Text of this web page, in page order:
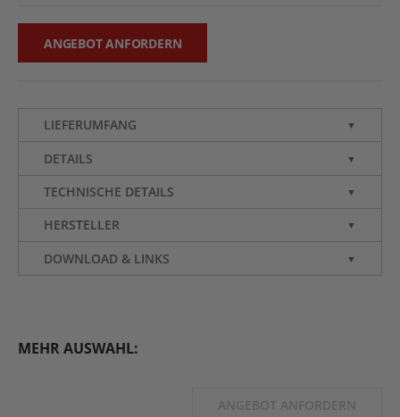
ANGEBOT ANFORDERN
LIEFERUMFANG ▼
DETAILS ▼
TECHNISCHE DETAILS ▼
HERSTELLER ▼
DOWNLOAD & LINKS ▼
MEHR AUSWAHL:
ANGEBOT ANFORDERN